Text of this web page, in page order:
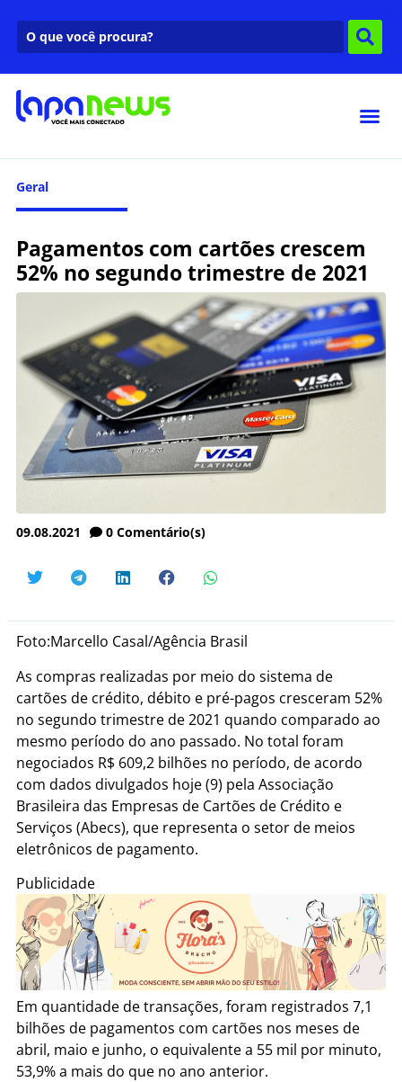
Geral
Pagamentos com cartões crescem
52% no segundo trimestre de 2021
09.08.2021 0 Comentário(s)
Foto:Marcello Casal/Agência Brasil
As compras realizadas por meio do sistema de
cartões de crédito, débito e pré-pagos cresceram 52%
no segundo trimestre de 2021 quando comparado ao
mesmo período do ano passado. No total foram
negociados R$ 609,2 bilhões no período, de acordo
com dados divulgados hoje (9) pela Associação
Brasileira das Empresas de Cartões de Crédito e
Serviços (Abecs), que representa o setor de meios
eletrônicos de pagamento.
Publicidade
Em quantidade de transações, foram registrados 7,1
bilhões de pagamentos com cartões nos meses de
abril, maio e junho, o equivalente a 55 mil por minuto,
53,9% a mais do que no ano anterior.